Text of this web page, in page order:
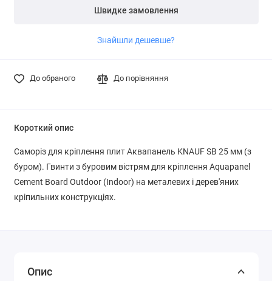
Швидке замовлення
Знайшли дешевше?
До обраного До порівняння
Короткий опис
Саморіз для кріплення плит Аквапанель KNAUF SB 25 мм (з
буром). Гвинти з буровим вістрям для кріплення Aquapanel
Cement Board Outdoor (Indoor) на металевих і дерев'яних
кріпильних конструкціях.
Опис